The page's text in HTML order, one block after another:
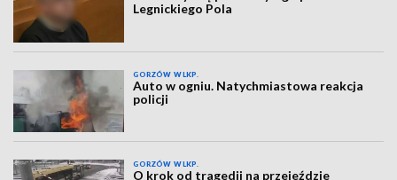
Legnickiego Pola
GORZÓW WLKP.
Auto w ogniu. Natychmiastowa reakcja
policji
GORZÓW WLKP.
O krok od tragedii na przejeździe